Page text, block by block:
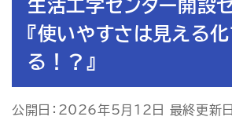
チャットで相談 ご利用案内
生活工学センター開設
『使いやすさは見える
る！？』
公開日：2026年5月12日 最終更新